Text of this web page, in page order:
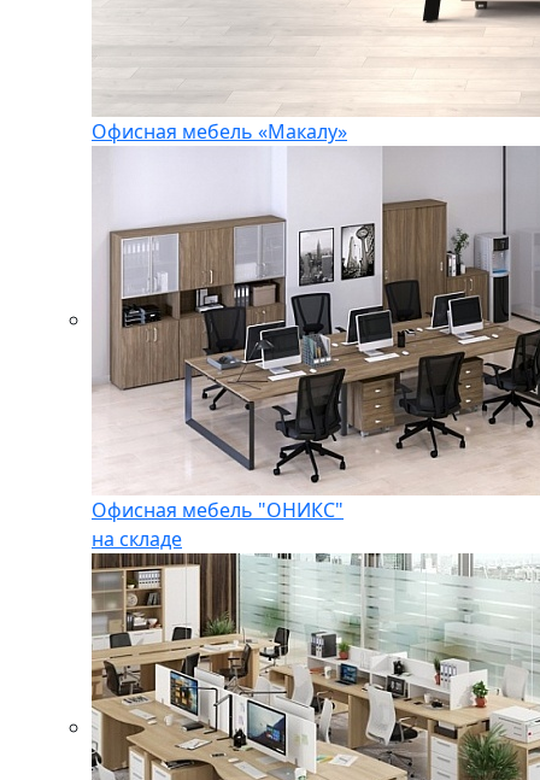
Офисная мебель «Макалу»
Офисная мебель "ОНИКС"
на складе